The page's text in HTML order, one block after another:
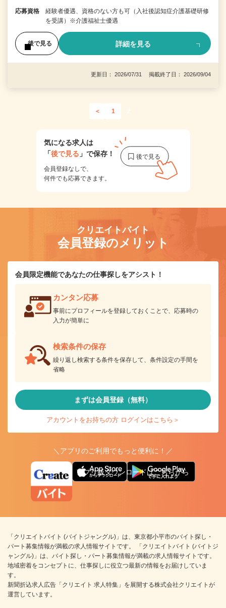
応募資格
経験者優遇、資格のない方も可（入社後認知症介護基礎研修
を受講）※介護福祉士優遇
後で見る 詳細を見る
更新日： 2026/07/31 掲載終了日： 2026/09/04
＜ 1 2
気になる求人は
「後で見る 」で保存！
会員登録なしで、
何件でも応募できます。
クリエイトバイト
会員登録のメリット
会員限定機能であなたの仕事探しをアシスト！
カンタン応募
事前にプロフィールを登録しておくことで、応募時の
入力が簡単に
検索条件の保存
繰り返し検索する条件を保存して、条件設定の手間を
省略
まずは会員登録（無料）
アカウントをお持ちの方 ログインはこちら＞
＼アプリのご利用でもっと便利に！／
アプリ版ダウンロードはこちらから
「クリエイトバイト (バイトジャングル)」は、東京都小平市のバイト探し・
パート募集情報が満載の求人情報サイトです。 「クリエイトバイト (バイトジ
ャングル)」は、バイト探し・パート募集情報が満載の求人情報サイトです。
地域密着をコンセプトに、仕事探しに役立つ最新の情報をお届けしていま
す。
新聞折込求人広告「クリエイト 求人特集」を展開する株式会社クリエイトが
運営しています。